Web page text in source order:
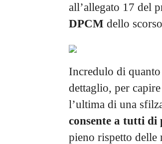
all’allegato 17 del
DPCM dello
Incredulo di
dettaglio, per
l’ultima di una
consente a tutti di
pieno rispetto delle